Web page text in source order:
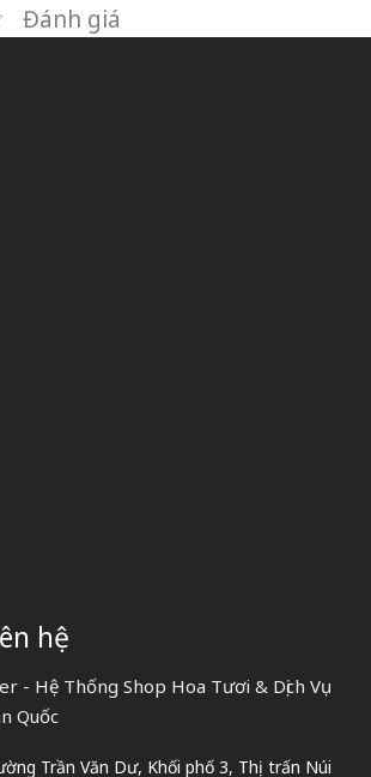
Đánh giá
hệ
- Hệ Thống Shop Hoa Tươi & Dịch Vụ
Quốc
Trần Văn Dư, Khối phố 3, Thị trấn Núi